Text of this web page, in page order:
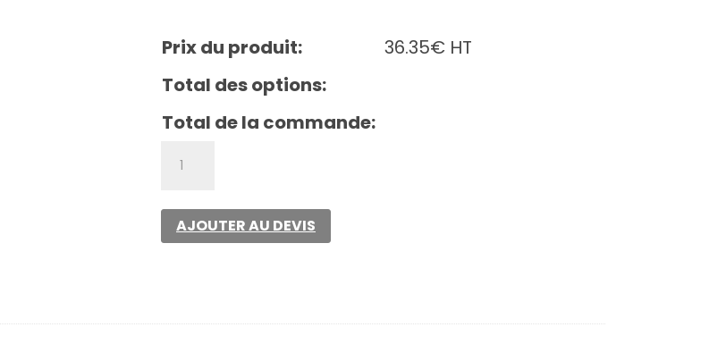
Prix du produit: 36.35€ HT
Total des options:
Total de la commande:
BLACK
AJOUTER AU DEVIS